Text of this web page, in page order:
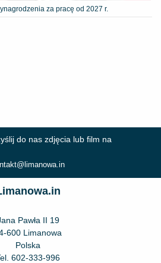
za pracę od 2027 r.
do nas zdjęcia lub film na
Pawła II 19
600 Limanowa
Polska
602-333-996